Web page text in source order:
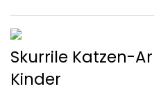
Skurrile Katzen-
Kinder